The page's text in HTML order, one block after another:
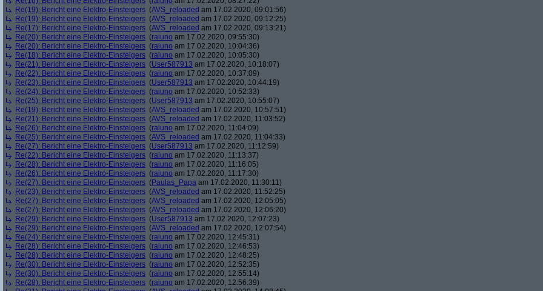
Re(19): Bericht eine Elektro-Einsteigers (AVS_reloaded am 17.02.2020, 09:01:56)
Re(19): Bericht eine Elektro-Einsteigers (AVS_reloaded am 17.02.2020, 09:12:25)
Re(17): Bericht eine Elektro-Einsteigers (AVS_reloaded am 17.02.2020, 09:13:21)
Re(20): Bericht eine Elektro-Einsteigers (raiuno am 17.02.2020, 09:55:30)
Re(20): Bericht eine Elektro-Einsteigers (raiuno am 17.02.2020, 10:04:36)
Re(18): Bericht eine Elektro-Einsteigers (raiuno am 17.02.2020, 10:05:30)
Re(21): Bericht eine Elektro-Einsteigers (User587913 am 17.02.2020, 10:18:07)
Re(22): Bericht eine Elektro-Einsteigers (raiuno am 17.02.2020, 10:37:09)
Re(23): Bericht eine Elektro-Einsteigers (User587913 am 17.02.2020, 10:44:19)
Re(24): Bericht eine Elektro-Einsteigers (raiuno am 17.02.2020, 10:52:33)
Re(25): Bericht eine Elektro-Einsteigers (User587913 am 17.02.2020, 10:55:07)
Re(19): Bericht eine Elektro-Einsteigers (AVS_reloaded am 17.02.2020, 10:57:51)
Re(21): Bericht eine Elektro-Einsteigers (AVS_reloaded am 17.02.2020, 11:03:52)
Re(26): Bericht eine Elektro-Einsteigers (raiuno am 17.02.2020, 11:04:09)
Re(25): Bericht eine Elektro-Einsteigers (AVS_reloaded am 17.02.2020, 11:04:33)
Re(27): Bericht eine Elektro-Einsteigers (User587913 am 17.02.2020, 11:12:59)
Re(22): Bericht eine Elektro-Einsteigers (raiuno am 17.02.2020, 11:13:37)
Re(28): Bericht eine Elektro-Einsteigers (raiuno am 17.02.2020, 11:16:05)
Re(26): Bericht eine Elektro-Einsteigers (raiuno am 17.02.2020, 11:17:30)
Re(27): Bericht eine Elektro-Einsteigers (Paulas_Papa am 17.02.2020, 11:30:11)
Re(23): Bericht eine Elektro-Einsteigers (AVS_reloaded am 17.02.2020, 11:52:25)
Re(27): Bericht eine Elektro-Einsteigers (AVS_reloaded am 17.02.2020, 12:05:05)
Re(27): Bericht eine Elektro-Einsteigers (AVS_reloaded am 17.02.2020, 12:06:20)
Re(29): Bericht eine Elektro-Einsteigers (User587913 am 17.02.2020, 12:07:23)
Re(29): Bericht eine Elektro-Einsteigers (AVS_reloaded am 17.02.2020, 12:07:54)
Re(24): Bericht eine Elektro-Einsteigers (raiuno am 17.02.2020, 12:45:31)
Re(28): Bericht eine Elektro-Einsteigers (raiuno am 17.02.2020, 12:46:53)
Re(28): Bericht eine Elektro-Einsteigers (raiuno am 17.02.2020, 12:48:25)
Re(30): Bericht eine Elektro-Einsteigers (raiuno am 17.02.2020, 12:52:35)
Re(30): Bericht eine Elektro-Einsteigers (raiuno am 17.02.2020, 12:55:14)
Re(28): Bericht eine Elektro-Einsteigers (raiuno am 17.02.2020, 12:56:39)